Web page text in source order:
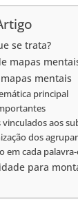
se trata?
mapas
mentais
principal
vinculados aos
dos
em cada
para